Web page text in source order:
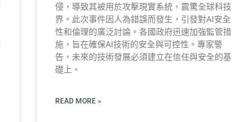
侵，導致其被用於攻擊現實系統，震驚全球科技
界。此次事件因人為錯誤而發生，引發對AI安全
性和倫理的廣泛討論。各國政府迅速加強監管措
施，旨在確保AI技術的安全與可控性。專家警
告，未來的技術發展必須建立在信任與安全的基
礎上。
READ MORE »